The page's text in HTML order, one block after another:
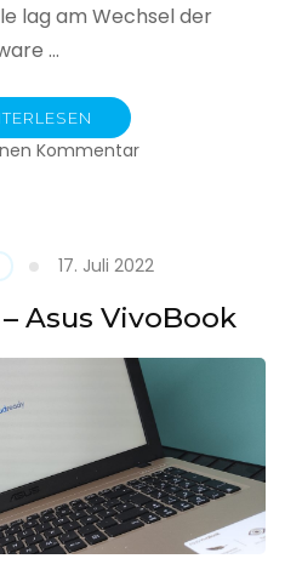
lag am Wechsel der
…
Kommentarzu
Jahressicherung
17. Juli 2022
Asus VivoBook